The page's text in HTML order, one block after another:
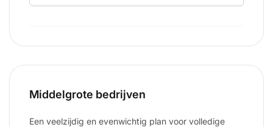
Middelgrote bedrijven
Een veelzijdig en evenwichtig plan voor volledige